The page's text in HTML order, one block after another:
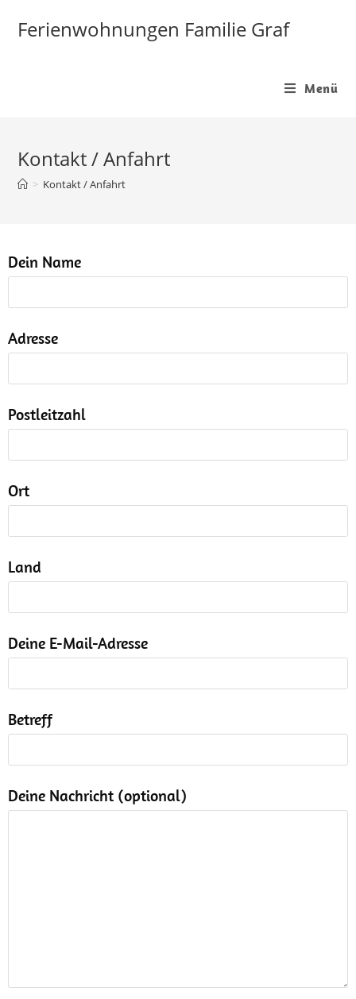
Ferienwohnungen Familie Graf
Menü
Kontakt / Anfahrt
> Kontakt / Anfahrt
Dein Name
Adresse
Postleitzahl
Ort
Land
Deine E-Mail-Adresse
Betreff
Deine Nachricht (optional)